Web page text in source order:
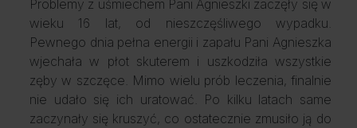
Problemy z uśmiechem Pani Agnieszki zaczęły się w
wieku 16 lat, od nieszczęśliwego wypadku.
Pewnego dnia pełna energii i zapału Pani Agnieszka
wjechała w płot skuterem i uszkodziła wszystkie
zęby w szczęce. Mimo wielu prób leczenia, finalnie
nie udało się ich uratować. Po kilku latach same
zaczynały się kruszyć, co ostatecznie zmusiło ją do